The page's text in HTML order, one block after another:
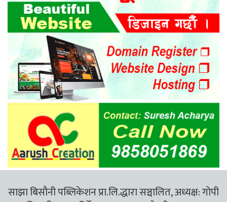
साझा बिसौनी पब्लिकेशन प्रा.लि.द्धारा सञ्चालित, अध्यक्ष: गोपी